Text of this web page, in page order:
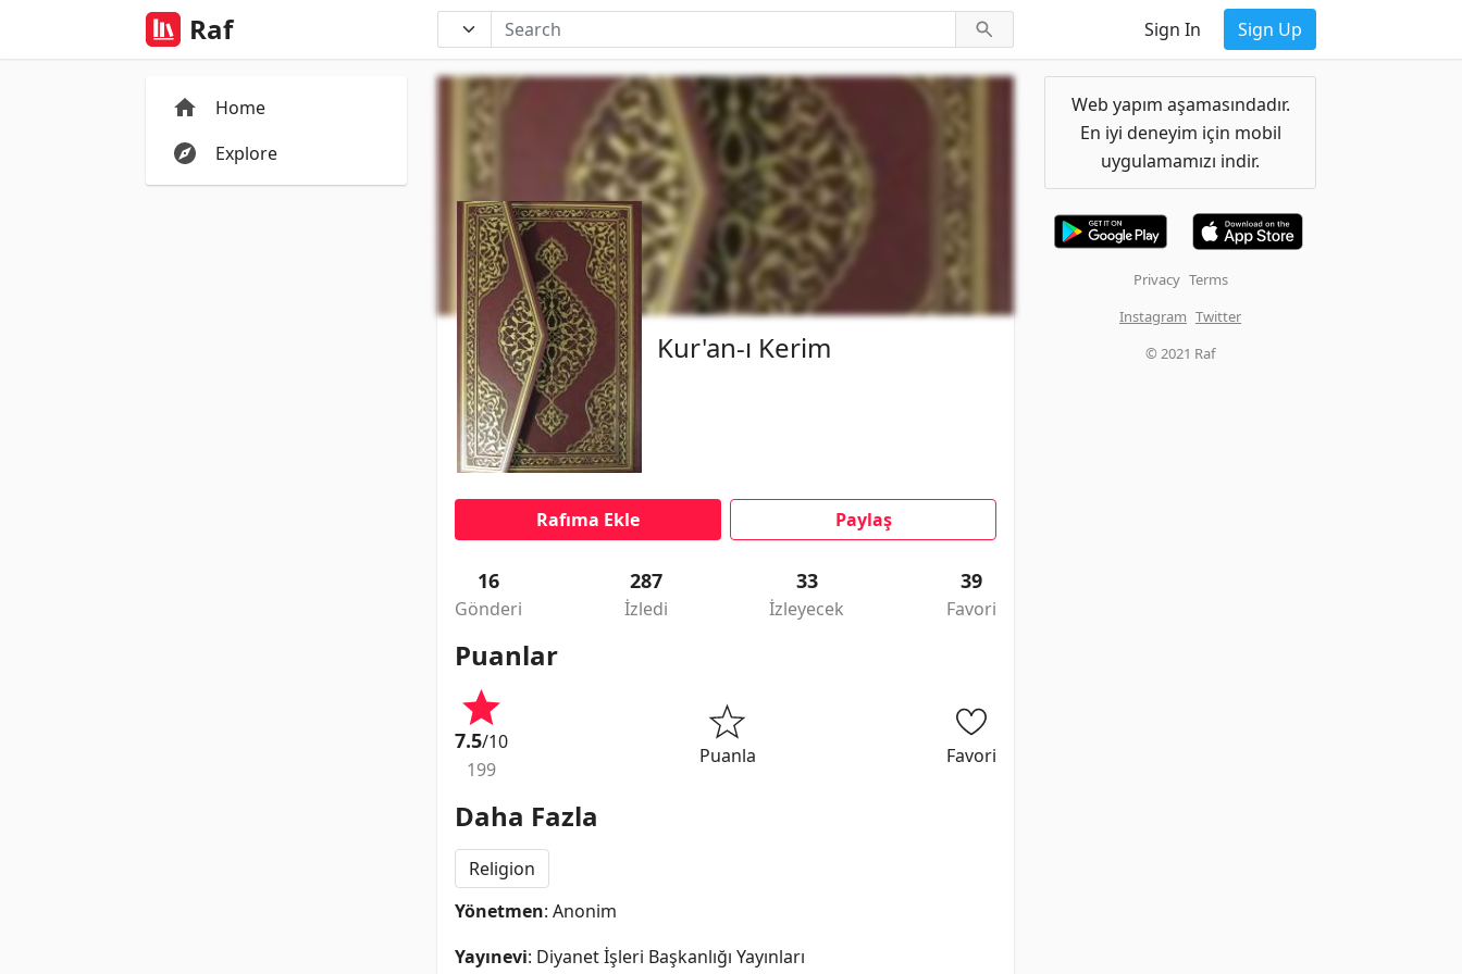
Raf Sign In Sign Up
Home
Explore
Kur'an-ı Kerim
Rafıma Ekle Paylaş
16
Gönderi
287
İzledi
33
İzleyecek
39
Favori
Puanlar
7.5/10
199
Puanla Favori
Daha Fazla
Religion
Yönetmen: Anonim
Yayınevi: Diyanet İşleri Başkanlığı Yayınları
Web yapım aşamasındadır.
En iyi deneyim için mobil
uygulamamızı indir.
Privacy Terms
Instagram Twitter
© 2021 Raf